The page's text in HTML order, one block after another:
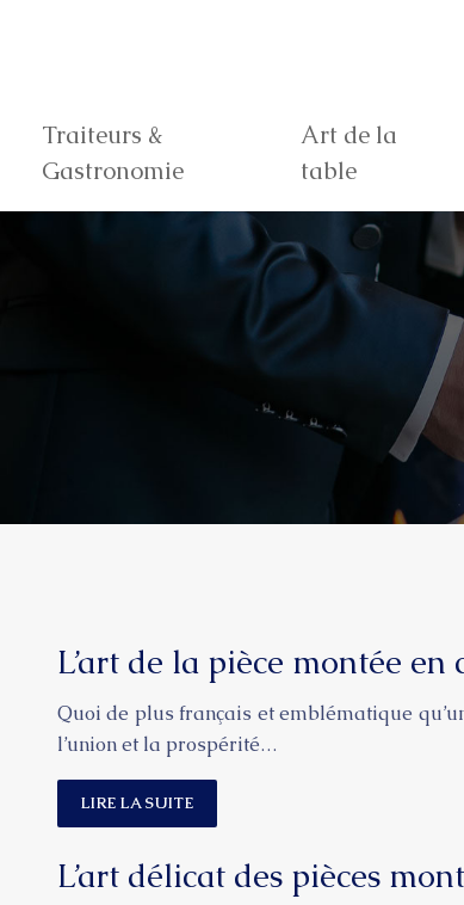
Traiteurs &
Gastronomie
Art de la
table
L’art de la pièce montée
Quoi de plus français et emblématique
l’union et la prospérité…
LIRE LA SUITE
L’art délicat des pièces